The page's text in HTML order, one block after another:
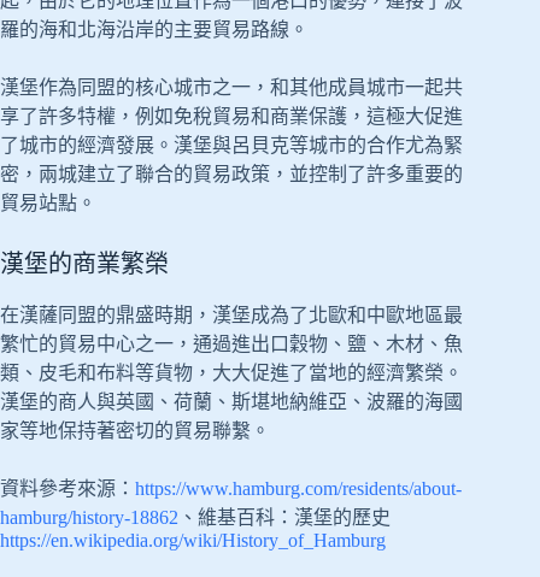
羅的海和北海沿岸的主要貿易路線。
漢堡作為同盟的核心城市之一，和其他成員城市一起共
享了許多特權，例如免稅貿易和商業保護，這極大促進
了城市的經濟發展。漢堡與呂貝克等城市的合作尤為緊
密，兩城建立了聯合的貿易政策，並控制了許多重要的
貿易站點。
漢堡的商業繁榮
在漢薩同盟的鼎盛時期，漢堡成為了北歐和中歐地區最
繁忙的貿易中心之一，通過進出口穀物、鹽、木材、魚
類、皮毛和布料等貨物，大大促進了當地的經濟繁榮。
漢堡的商人與英國、荷蘭、斯堪地納維亞、波羅的海國
家等地保持著密切的貿易聯繫。
資料參考來源： https://www.hamburg.com/residents/about-
hamburg/history-18862 、維基百科：漢堡的歷史
https://en.wikipedia.org/wiki/History_of_Hamburg